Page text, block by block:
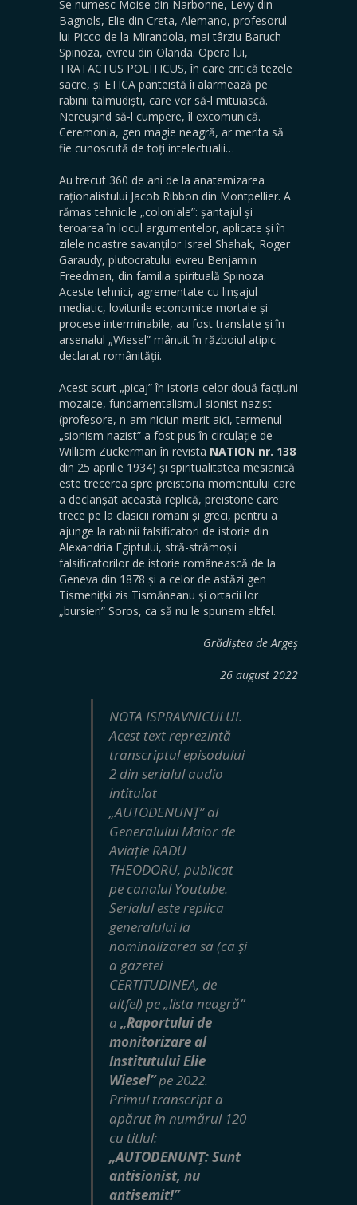
Se numesc Moise din Narbonne, Levy din
Bagnols, Elie din Creta, Alemano, profesorul
lui Picco de la Mirandola, mai târziu Baruch
Spinoza, evreu din Olanda. Opera lui,
TRATACTUS POLITICUS, în care critică tezele
sacre, și ETICA panteistă îi alarmează pe
rabinii talmudiști, care vor să-l mituiască.
Nereușind să-l cumpere, îl excomunică.
Ceremonia, gen magie neagră, ar merita să
fie cunoscută de toți intelectualii…
Au trecut 360 de ani de la anatemizarea
raționalistului Jacob Ribbon din Montpellier. A
rămas tehnicile „coloniale”: șantajul și
teroarea în locul argumentelor, aplicate și în
zilele noastre savanților Israel Shahak, Roger
Garaudy, plutocratului evreu Benjamin
Freedman, din familia spirituală Spinoza.
Aceste tehnici, agrementate cu linșajul
mediatic, loviturile economice mortale și
procese interminabile, au fost translate și în
arsenalul „Wiesel” mânuit în războiul atipic
declarat românității.
Acest scurt „picaj” în istoria celor două facțiuni
mozaice, fundamentalismul sionist nazist
(profesore, n-am niciun merit aici, termenul
„sionism nazist” a fost pus în circulație de
William Zuckerman în revista NATION nr. 138
din 25 aprilie 1934) și spiritualitatea mesianică
este trecerea spre preistoria momentului care
a declanșat această replică, preistorie care
trece pe la clasicii romani și greci, pentru a
ajunge la rabinii falsificatori de istorie din
Alexandria Egiptului, stră-strămoșii
falsificatorilor de istorie românească de la
Geneva din 1878 și a celor de astăzi gen
Tismenițki zis Tismăneanu și ortacii lor
„bursieri” Soros, ca să nu le spunem altfel.
Grădiștea de Argeș
26 august 2022
NOTA ISPRAVNICULUI.
Acest text reprezintă
transcriptul episodului
2 din serialul audio
intitulat
„AUTODENUNȚ” al
Generalului Maior de
Aviație RADU
THEODORU, publicat
pe canalul Youtube.
Serialul este replica
generalului la
nominalizarea sa (ca și
a gazetei
CERTITUDINEA, de
altfel) pe „lista neagră”
a „Raportului de
monitorizare al
Institutului Elie
Wiesel”pe 2022.
Primul transcript a
apărut în numărul 120
cu titlul:
„AUTODENUNȚ: Sunt
antisionist, nu
antisemit!”